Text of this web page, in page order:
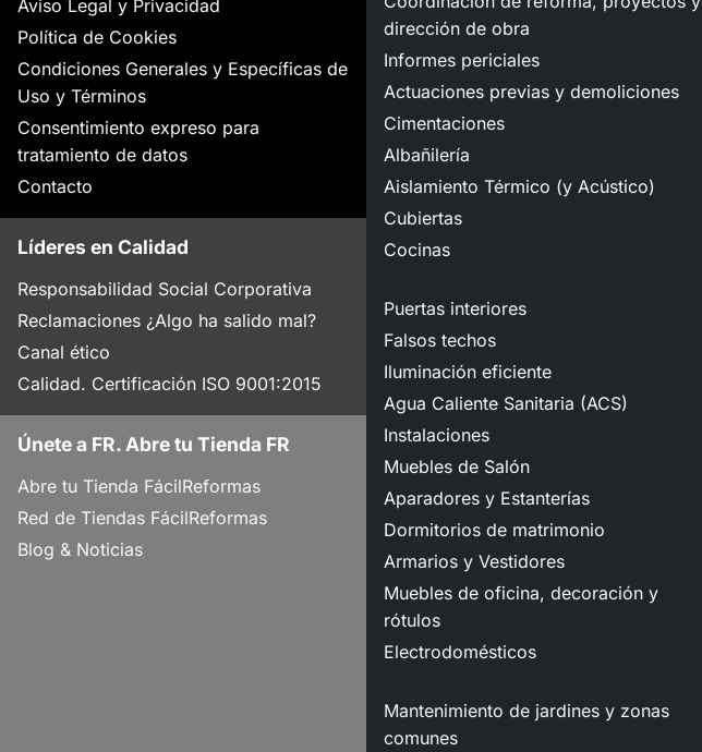
Aviso Legal y Privacidad
Política de Cookies
Condiciones Generales y Específicas de
Uso y Términos
Consentimiento expreso para
tratamiento de datos
Contacto
Líderes en Calidad
Responsabilidad Social Corporativa
Reclamaciones ¿Algo ha salido mal?
Canal ético
Calidad. Certificación ISO 9001:2015
Únete a FR. Abre tu Tienda FR
Abre tu Tienda FácilReformas
Red de Tiendas FácilReformas
Blog & Noticias
dirección de obra
Informes periciales
Actuaciones previas y demoliciones
Cimentaciones
Albañilería
Aislamiento Térmico (y Acústico)
Cubiertas
Cocinas
Puertas interiores
Falsos techos
Iluminación eficiente
Agua Caliente Sanitaria (ACS)
Instalaciones
Muebles de Salón
Aparadores y Estanterías
Dormitorios de matrimonio
Armarios y Vestidores
Muebles de oficina, decoración y
rótulos
Electrodomésticos
Mantenimiento de jardines y zonas
comunes